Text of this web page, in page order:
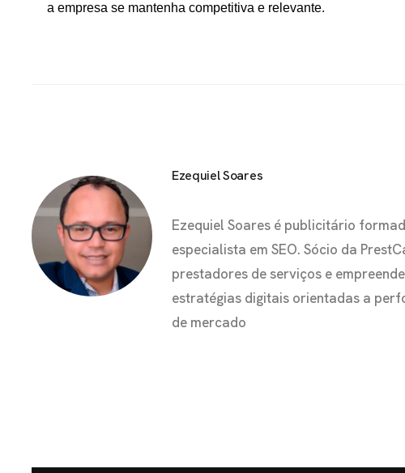
a empresa se mantenha competitiva e relevante.
Ezequiel Soares
Ezequiel Soares é publicitário
especialista em SEO. Sócio da
prestadores de serviços e
estratégias digitais orientadas a
de mercado